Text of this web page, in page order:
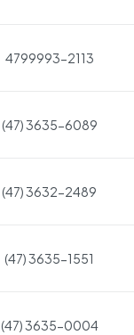
4799993-2113
(47) 3635-6089
(47) 3632-2489
(47) 3635-1551
(47) 3635-0004